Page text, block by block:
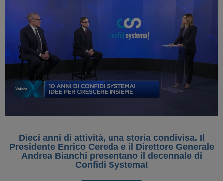
Dieci anni di attività, una storia condivisa. Il
Presidente Enrico Cereda e il Direttore Generale
Andrea Bianchi presentano il decennale di
Confidi Systema!